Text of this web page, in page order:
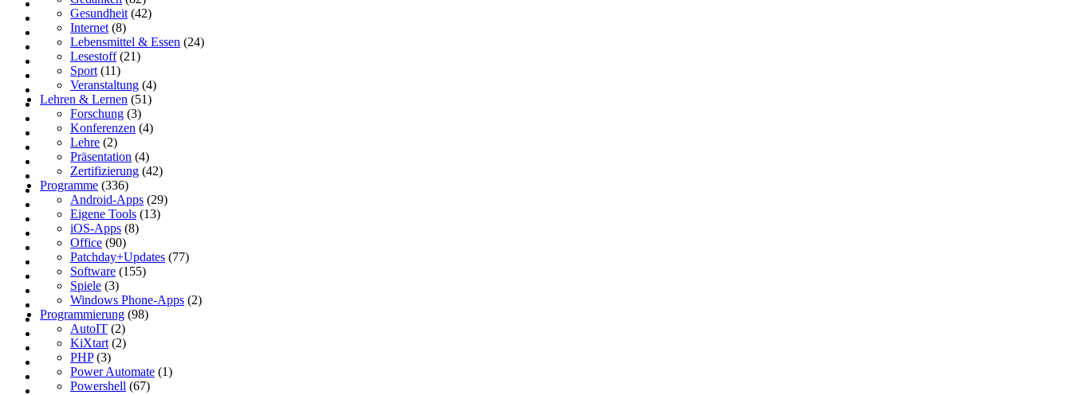
Gesundheit (42)
Internet (8)
Lebensmittel & Essen (24)
Lesestoff(21)
Sport (11)
Veranstaltung (4)
Lehren & Lernen (51)
Forschung (3)
Konferenzen (4)
Lehre (2)
Präsentation (4)
Zertifizierung (42)
Programme (336)
Android-Apps (29)
Eigene Tools (13)
iOS-Apps (8)
Office (90)
Patchday+Updates (77)
Software (155)
Spiele (3)
Windows Phone-Apps (2)
Programmierung (98)
AutoIT (2)
KiXtart (2)
PHP(3)
Power Automate (1)
Powershell (67)